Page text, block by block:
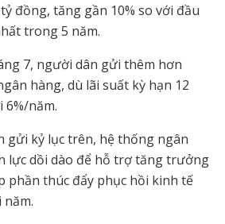
đồng, tăng gần 10% so với đầu
trong 5 năm.
7, người dân gửi thêm hơn
hàng, dù lãi suất kỳ hạn 12
năm.
gửi kỷ lục trên, hệ thống ngân
lực dồi dào để hỗ trợ tăng trưởng
phần thúc đẩy phục hồi kinh tế